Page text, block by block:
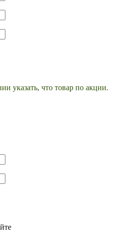
указать, что товар по акции.